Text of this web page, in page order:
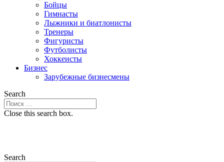
Бойцы
Гимнасты
Лыжники и биатлонисты
Тренеры
Фигуристы
Футболисты
Хоккеисты
Бизнес
Зарубежные бизнесмены
Search
Close this search box.
Search